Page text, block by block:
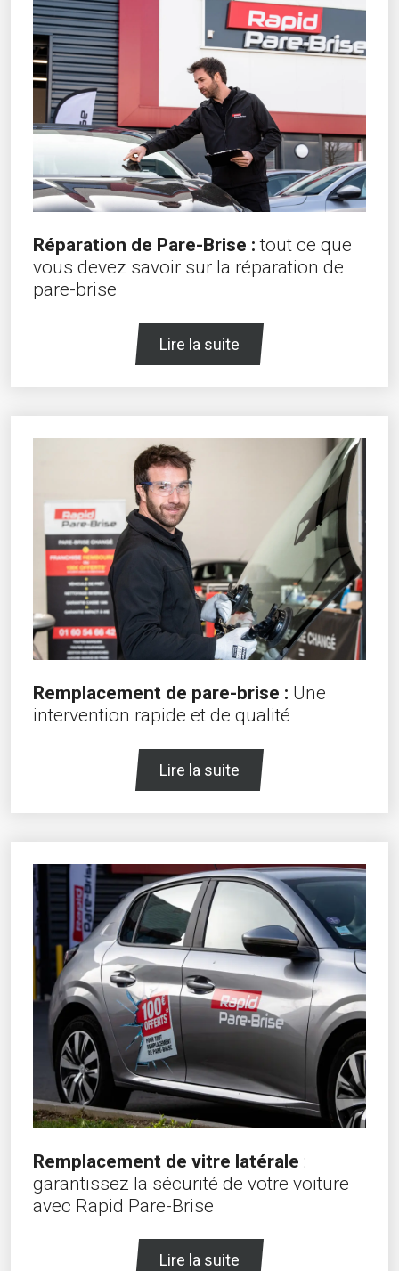
Réparation de Pare-Brise : tout ce que
vous devez savoir sur la réparation de
pare-brise
Lire la suite
Remplacement de pare-brise : Une
intervention rapide et de qualité
Lire la suite
Remplacement de vitre latérale :
garantissez la sécurité de votre voiture
avec Rapid Pare-Brise
Lire la suite